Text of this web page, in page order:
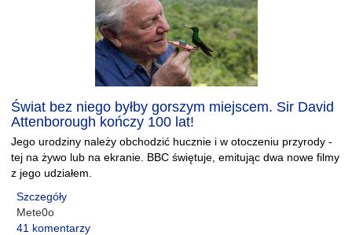
Świat bez niego byłby gorszym miejscem. Sir David
Attenborough kończy 100 lat!
Jego urodziny należy obchodzić hucznie i w otoczeniu przyrody -
tej na żywo lub na ekranie. BBC świętuje, emitując dwa nowe filmy
z jego udziałem.
Szczegóły
Mete0o
41 komentarzy